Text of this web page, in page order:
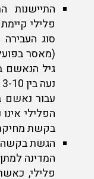
התיישנות
פלילי
סוג
(מאסר
גיל הנאשם
עבור נאשם
הפלילי
בקשת
הגשת בקשה
המדינה
פלילי,